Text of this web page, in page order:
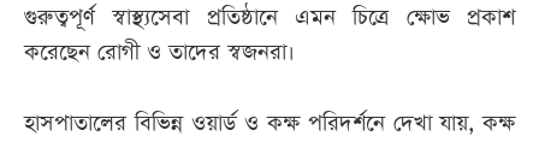
গুরুত্বপূর্ণ স্বাস্থ্যসেবা প্রতিষ্ঠানে এমন চিত্রে ক্ষোভ প্রকাশ
করেছেন রোগী ও তাদের স্বজনরা।
হাসপাতালের বিভিন্ন ওয়ার্ড ও কক্ষ পরিদর্শনে দেখা যায়, কক্ষ